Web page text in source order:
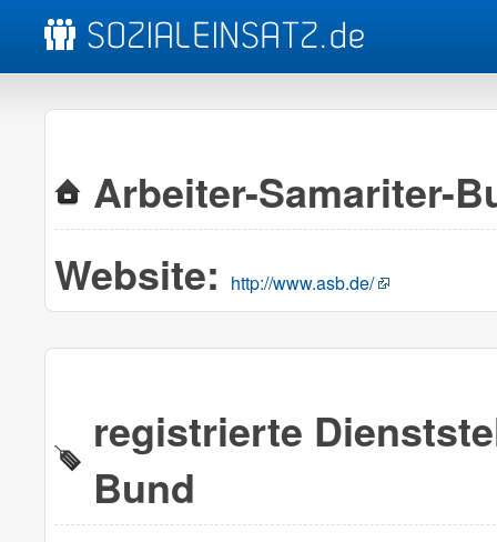
Arbeiter-Samariter-
Website:
http://www.asb.de/
registrierte
Bund